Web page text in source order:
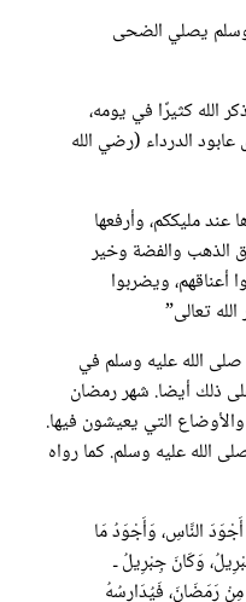
وسلم يصلي الضحى
الله كثيرًا في يومه،
الدرداء (رضي الله
عند مليككم، وأرفعها
الذهب والفضة وخير
أعناقهم، ويضربوا
تعالى”
صلى الله عليه وسلم في
ذلك أيضا. شهر رمضان
التي يعيشون فيها.
الله عليه وسلم. كما رواه
النَّاسِ، وَأَجْوَدُ مَا
وَكَانَ جِبْرِيلُ ـ
مِنْ رَمَضَانَ، فَيُدَارِسُهُ